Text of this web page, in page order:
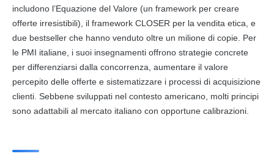
includono l’Equazione del Valore (un framework per creare
offerte irresistibili), il framework CLOSER per la vendita etica, e
due bestseller che hanno venduto oltre un milione di copie. Per
le PMI italiane, i suoi insegnamenti offrono strategie concrete
per differenziarsi dalla concorrenza, aumentare il valore
percepito delle offerte e sistematizzare i processi di acquisizione
clienti. Sebbene sviluppati nel contesto americano, molti principi
sono adattabili al mercato italiano con opportune calibrazioni.